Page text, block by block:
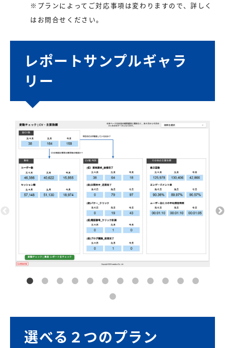
※プランによってご対応事項は変わりますので、詳しく
はお問合せください。
レポートサンプルギャラ
リー
選べる２つのプラン